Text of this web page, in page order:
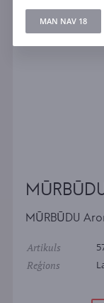
MŪRBŪDU
Artikuls
Reģions
MAN NAV 18